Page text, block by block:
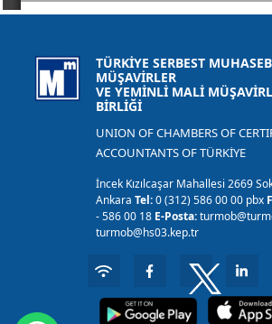
TÜRKİYE SERBEST
MÜŞAVİRLER
VE YEMİNLİ MALİ
BİRLİĞİ
UNION OF CHAMBERS OF
ACCOUNTANTS OF TÜRKİYE
İncek Kızılcaşar Mahallesi 2669
AnkaraTel:0 (312) 586 00 00 pbx
- 586 00 18 E-Posta:
turmob@hs03.kep.tr